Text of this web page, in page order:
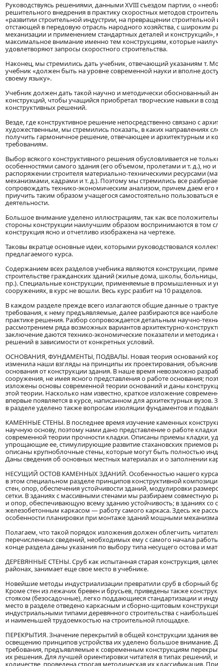
Руководствуясь решениями, данными XVIII съездом партии, о
решительного внедрения в практику скоростных методов
«развитии строительной индустрии, на превращении строительной
отстающей в передовую отрасль народного хозяйства, с широким
механизации и применением стандартных деталей и
максимальное внимание именно тем конструкциям, которые
удовлетворяют запросы скоростного строительства.
Наконец, мы стремились дать учебник, отвечающий указаниям т.
учебник «должен быть на уровне современной науки и вполне
своему языку».
Учебник должен дать такой научно и методически обоснованный
конструкций, чтобы учащийся приобретал творческие навыки в
конструктивных решений.
Везде, где конструктивное решение непосредственно связано с
художественным, мы стремились показать, в каких направлениях
получить гармоничное решение, отвечающее и архитектурным и
требованиям.
Выбор всякого конструктивного решения обусловливается не
особенностями самого здания (его объемом, пролетами и т. д.), но
распоряжении строителя материально-техническими ресурсами
механизмами, кадрами и т. д.). Поэтому мы стремились все
сопровождать технико-экономическим анализом, причем даем его
приучить таким образом учащегося самостоятельно пользоваться
деятельности.
Большое внимание уделено иллюстрациям, так как все
стороны конструкции наилучшим образом воспринимаются в том
конструкция ясно и отчетливо изображена на чертеже.
Таковы вкратце основные идеи, которыми руководствовался
предлагаемого курса.
Содержанием всех разделов учебника являются конструкции,
строительстве гражданских зданий (жилые дома, школы,
пр.). Специальные конструкции, применяемые в промышленных и
сооружениях, в курс не вошли. Весь курс разбит на 10 разделов.
В каждом разделе прежде всего излагаются общие данные о
требования, к нему предъявляемые, далее разбираются все
практике решения. Разбор сопровождается детальным научно-
рассмотрением ряда возможных вариантов архитектурно-
заключение даются технико-экономические показатели и
решений в зависимости от конкретных условий.
ОСНОВАНИЯ, ФУНДАМЕНТЫ, ПОДВАЛЫ. Новая теория оснований
изменила наши взгляды на принципы их проектирования,
основания от конструкции здания. В наше время невозможно
сооружения, не имея ясного представления о работе основания;
изложены основы современной теории оснований и даны
этой теории. Насколько нам известно, краткое изложение
впервые появляется в курсе, написанном для архитектурных
в разделе уделено также вопросам изоляции фундаментов и
КАМЕННЫЕ СТЕНЫ. В последнее время изучение каменных
научную основу, поэтому нами дано представление о работе кладки
современной теории прочности кладки. Описаны приемы кладки,
упрощающие ее, стимулирующие развитие стахановских приемов
описаны крупноблочные стены, которые могут быть полностью
Даны сведения об основных местных материалах и о заполнении
НЕСУЩИЙ ОСТОВ КАМЕННЫХ ЗДАНИЙ. Особенностью нашего курса
в этом специальном разделе принципов конструктивной
стен, опор, обеспечения устойчивости зданий, модулировки
сетки. В зданиях с массивными стенами мы разбираем совместную
и опор, обеспечивающую всему зданию устойчивость; в зданиях со
железобетонным каркасом — работу самого каркаса. Здесь же
особенности планировки при монтаже зданий мощными
Полагаем, что такой порядок изложения должен облегчить
перечисленных сведений, необходимых ему с самого начала
конце раздела даны указания по выбору типа несущего остова и
ДЕРЕВЯННЫЕ СТЕНЫ. Сруб как испытанная старая конструкция,
районах, занимает еще свое место в учебнике.
Новейшие методы индустриализации превратили сруб в сборный
Кроме стен из лежачих бревен и брусьев, приведены также
стояком (безосадочные), легко поддающиеся стандартизации и
место в разделе отведено каркасным и сборно-щитовым
индустриальными типами деревянного строительства с
и наименьшей трудоемкостью на строительной площадке.
ПЕРЕКРЫТИЯ. Значение перекрытий в общей конструкции здания
освещению принципов устройства их уделено большое внимание.
требования, предъявляемые к современным конструкциям
их решения. Для лучшей ориентировки читателя в типах